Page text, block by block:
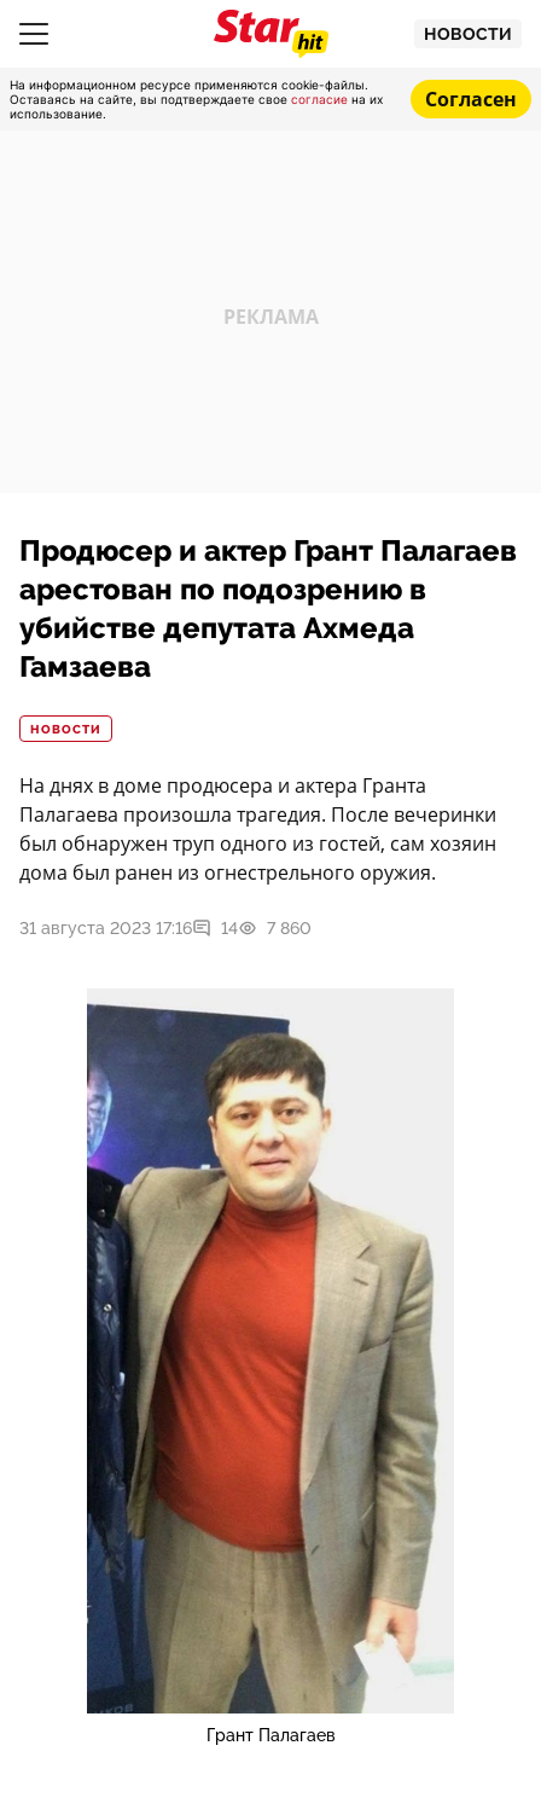
НОВОСТИ
На информационном ресурсе применяются cookie-файлы.
Оставаясь на сайте, вы подтверждаете свое согласие на их
использование.
Согласен
Продюсер и актер Грант Палагаев
арестован по подозрению в
убийстве депутата Ахмеда
Гамзаева
НОВОСТИ
На днях в доме продюсера и актера Гранта
Палагаева произошла трагедия. После вечеринки
был обнаружен труп одного из гостей, сам хозяин
дома был ранен из огнестрельного оружия.
31 августа 2023 17:16 14 7 860
Грант Палагаев